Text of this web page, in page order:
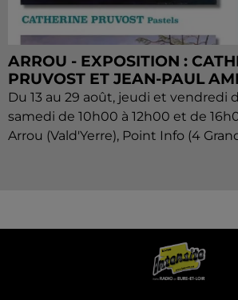
ARROU - EXPOSITION :
PRUVOST ET JEAN-PAUL
Du 13 au 29 août, jeudi et vendredi
samedi de 10h00 à 12h00 et de
Arrou (Vald'Yerre), Point Info (4